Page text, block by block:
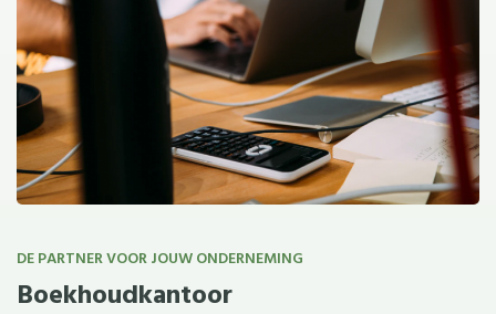
DE PARTNER VOOR JOUW ONDERNEMING
Boekhoudkantoor